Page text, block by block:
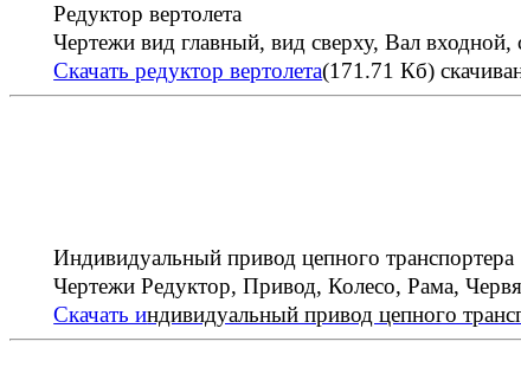
Редуктор вертолета
Чертежи вид главный, вид сверху, Вал входной,
Скачать редуктор вертолета(171.71 Кб)
Индивидуальный привод цепного транспортера
Чертежи Редуктор, Привод, Колесо, Рама,
Скачать индивидуальный привод цепного